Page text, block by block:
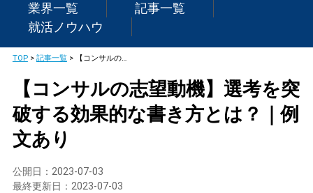
業界一覧
記事一覧
就活ノウハウ
TOP> 記事一覧> 【コンサルの志望動機】選考を突破する効果的な書き方とは？｜例文あり
【コンサルの志望動機】選考を突
破する効果的な書き方とは？｜例
文あり
公開日： 2023-07-03
最終更新日： 2023-07-03